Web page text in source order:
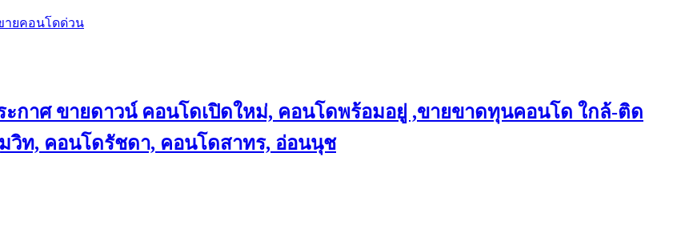
ายคอนโดด่วน
ะกาศ ขายดาวน์ คอนโดเปิดใหม่, คอนโดพร้อมอยู่ ,ขายขาดทุนคอนโด ใกล้-ติด
วิท, คอนโดรัชดา, คอนโดสาทร, อ่อนนุช